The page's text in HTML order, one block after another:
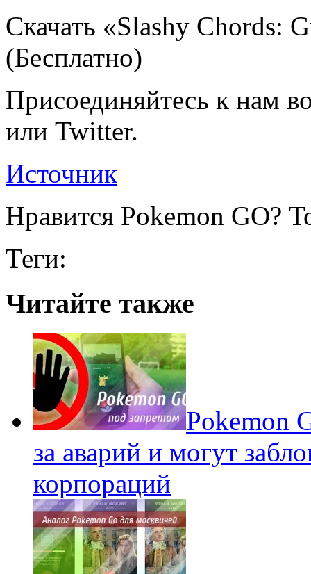
Скачать «Slashy Chords:
(Бесплатно)
Присоединяйтесь к нам
или Twitter.
Источник
Нравится Pokemon GO?
Теги:
Читайте также
Pokеmon
за аварий и могут
корпораций